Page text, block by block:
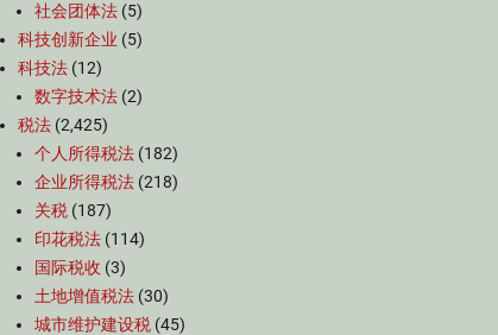
社会团体法 (5)
科技创新企业 (5)
科技法 (12)
数字技术法 (2)
税法 (2,425)
个人所得税法 (182)
企业所得税法 (218)
关税 (187)
印花税法 (114)
国际税收 (3)
土地增值税法 (30)
城市维护建设税 (45)